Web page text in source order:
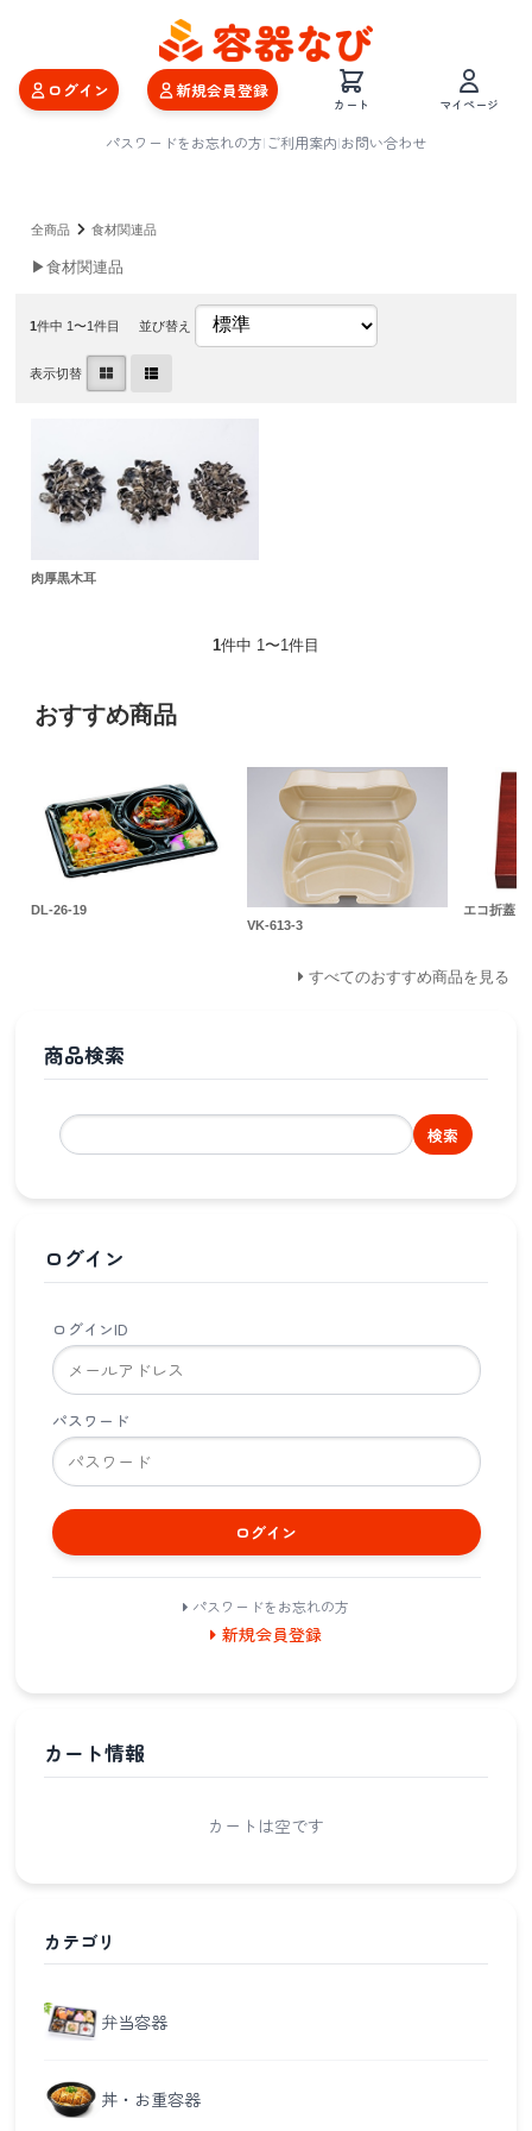
ログイン 新規会員登録
カート マイページ
パスワードをお忘れの方|ご利用案内|お問い合わせ
全商品 食材関連品
▶食材関連品
1件中 1〜1件目 並び替え
表示切替
肉厚黒木耳
1件中 1〜1件目
おすすめ商品
DL-26-19
VK-613-3
エコ折蓋
すべてのおすすめ商品を見る
商品検索
検索
ログイン
ログインID
パスワード
ログイン
パスワードをお忘れの方
新規会員登録
カート情報
カートは空です
カテゴリ
弁当容器
丼・お重容器